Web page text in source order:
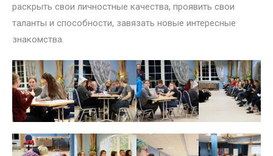
раскрыть свои личностные качества, проявить свои
таланты и способности, завязать новые интересные
знакомства.